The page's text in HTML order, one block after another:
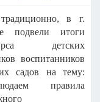
в г.
подвели итоги
детских
воспитанников
садов на тему:
правила